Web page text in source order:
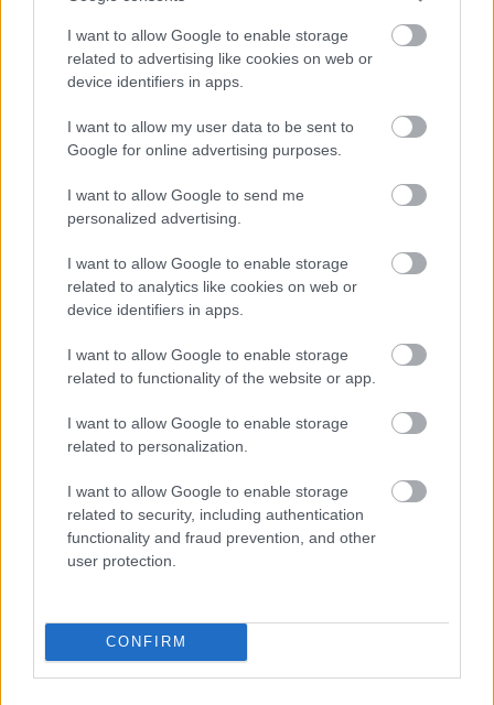
I want to allow Google to enable storage
related to advertising like cookies on web or
device identifiers in apps.
I want to allow my user data to be sent to
Google for online advertising purposes.
I want to allow Google to send me
personalized advertising.
I want to allow Google to enable storage
related to analytics like cookies on web or
device identifiers in apps.
I want to allow Google to enable storage
related to functionality of the website or app.
I want to allow Google to enable storage
related to personalization.
I want to allow Google to enable storage
related to security, including authentication
functionality and fraud prevention, and other
user protection.
CONFIRM
Az alkotás kulisszái – Múzeumok
Éjszakája a Képzőn
színes_ötletek• 2026. június 16.